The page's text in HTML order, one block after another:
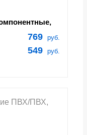
769 руб.
549 руб.